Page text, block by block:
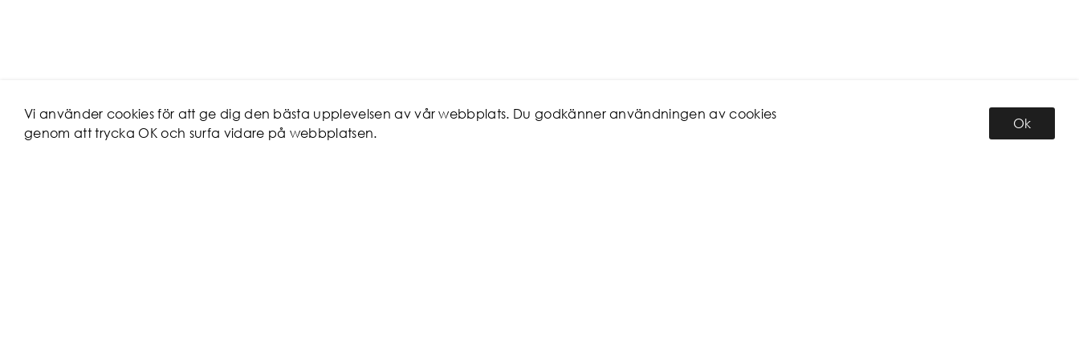
Vi använder cookies för att ge dig den bästa upplevelsen av vår webbplats. Du godkänner användningen av cookies
genom att trycka OK och surfa vidare på webbplatsen.
Ok